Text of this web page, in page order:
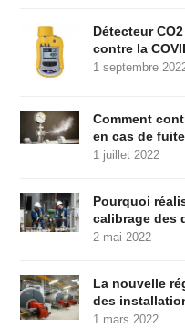
Détecteur
contre la
1 septembre
Comment
en cas de
1 juillet 2022
Pourquoi
calibrage des
2 mai 2022
La nouvelle
des
1 mars 2022